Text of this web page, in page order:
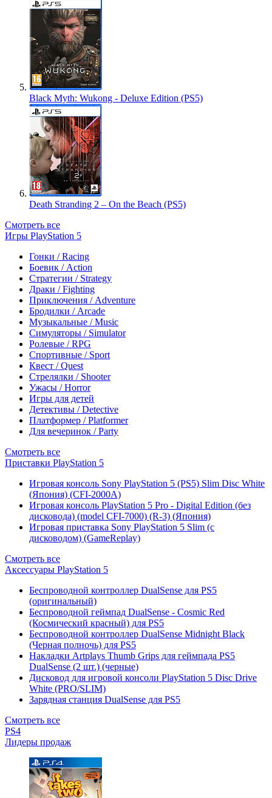
Black Myth: Wukong - Deluxe Edition (PS5)
Death Stranding 2 – On the Beach (PS5)
Смотреть все
Игры PlayStation 5
Гонки / Racing
Боевик / Action
Стратегии / Strategy
Драки / Fighting
Приключения / Adventure
Бродилки / Arcade
Музыкальные / Music
Симуляторы / Simulator
Ролевые / RPG
Спортивные / Sport
Квест / Quest
Стрелялки / Shooter
Ужасы / Horror
Игры для детей
Детективы / Detective
Платформер / Platformer
Для вечеринок / Party
Смотреть все
Приставки PlayStation 5
Игровая консоль Sony PlayStation 5 (PS5) Slim Disc White
(Япония) (CFI-2000A)
Игровая консоль PlayStation 5 Pro - Digital Edition (без
дисковода) (model CFI-7000) (R-3) (Япония)
Игровая приставка Sony PlayStation 5 Slim (с
дисководом) (GameReplay)
Смотреть все
Аксессуары PlayStation 5
Беспроводной контроллер DualSense для PS5
(оригинальный)
Беспроводной геймпад DualSense - Cosmic Red
(Космический красный) для PS5
Беспроводной контроллер DualSense Midnight Black
(Черная полночь) для PS5
Накладки Artplays Thumb Grips для геймпада PS5
DualSense (2 шт.) (черные)
Дисковод для игровой консоли PlayStation 5 Disc Drive
White (PRO/SLIM)
Зарядная станция DualSense для PS5
Смотреть все
PS4
Лидеры продаж